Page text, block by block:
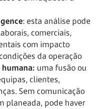
: esta análise pode
comerciais,
com impacto
da operação
humana: uma fusão ou
clientes,
Sem comunicação
planeada, pode haver